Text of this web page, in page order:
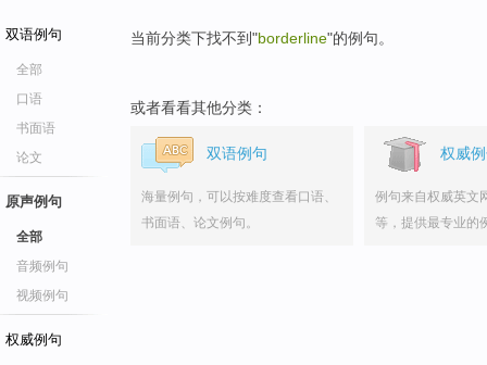
双语例句
全部
口语
书面语
论文
原声例句
全部
音频例句
视频例句
权威例句
当前分类下找不到"borderline"的例句。
或者看看其他分类：
双语例句
海量例句，可以按难度查看口语、
书面语、论文例句。
权威
例句来自权威英文
等，提供最专业的